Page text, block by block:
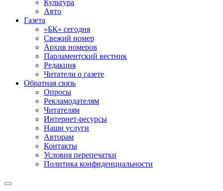
Культура
Авто
Газета
«БК» сегодня
Свежий номер
Архив номеров
Парламентский вестник
Редакция
Читатели о газете
Обратная связь
Опросы
Рекламодателям
Читателям
Интернет-ресурсы
Наши услуги
Авторам
Контакты
Условия перепечатки
Политика конфиденциальности